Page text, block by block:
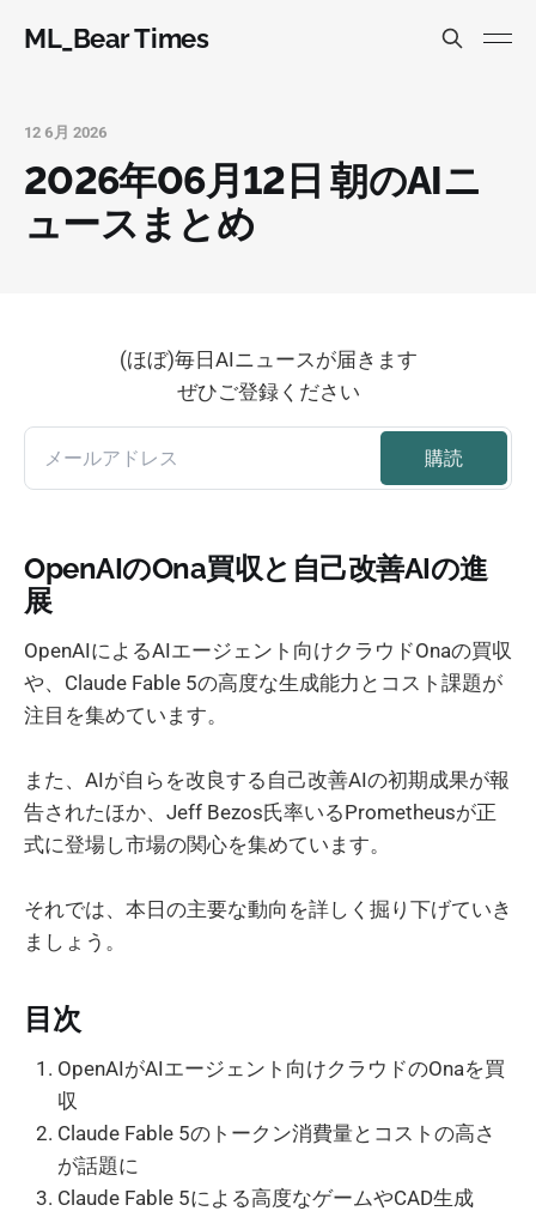
ML_Bear Times
12 6月 2026
2026年06月12日 朝のAIニ
ュースまとめ
(ほぼ)毎日AIニュースが届きます
ぜひご登録ください
OpenAIのOna買収と自己改善AIの進
展
OpenAIによるAIエージェント向けクラウドOnaの買収
や、Claude Fable 5の高度な生成能力とコスト課題が
注目を集めています。
また、AIが自らを改良する自己改善AIの初期成果が報
告されたほか、Jeff Bezos氏率いるPrometheusが正
式に登場し市場の関心を集めています。
それでは、本日の主要な動向を詳しく掘り下げていき
ましょう。
目次
OpenAIがAIエージェント向けクラウドのOnaを買
収
Claude Fable 5のトークン消費量とコストの高さ
が話題に
Claude Fable 5による高度なゲームやCAD生成